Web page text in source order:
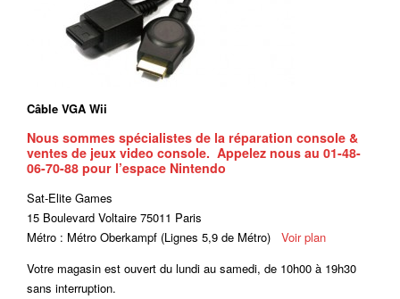
Câble VGA Wii
Nous sommes spécialistes de la réparation console &
ventes de jeux video console. Appelez nous au 01-48-
06-70-88 pour l’espace Nintendo
Sat-Elite Games
15 Boulevard Voltaire 75011 Paris
Métro : Métro Oberkampf (Lignes 5,9 de Métro) Voir plan
Votre magasin est ouvert du lundi au samedi, de 10h00 à 19h30
sans interruption.